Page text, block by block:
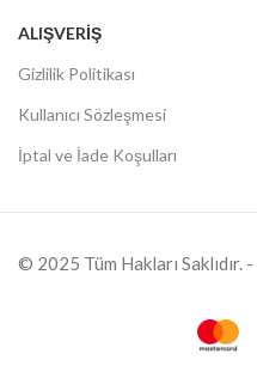
ALIŞVERIŞ
Gizlilik Politikası
Kullanıcı Sözleşmesi
İptal ve İade Koşulları
© 2025 Tüm Hakları Saklıdır. -